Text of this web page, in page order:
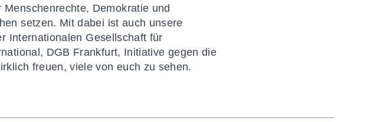
Menschenrechte, Demokratie und
setzen. Mit dabei ist auch unsere
Internationalen Gesellschaft für
, DGB Frankfurt, Initiative gegen die
freuen, viele von euch zu sehen.